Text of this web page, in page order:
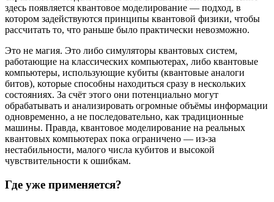
здесь появляется квантовое моделирование — подход, в
котором задействуются принципы квантовой физики, чтобы
рассчитать то, что раньше было практически невозможно.
Это не магия. Это либо симуляторы квантовых систем,
работающие на классических компьютерах, либо квантовые
компьютеры, использующие кубиты (квантовые аналоги
битов), которые способны находиться сразу в нескольких
состояниях. За счёт этого они потенциально могут
обрабатывать и анализировать огромные объёмы информации
одновременно, а не последовательно, как традиционные
машины. Правда, квантовое моделирование на реальных
квантовых компьютерах пока ограничено — из-за
нестабильности, малого числа кубитов и высокой
чувствительности к ошибкам.
Где уже применяется?